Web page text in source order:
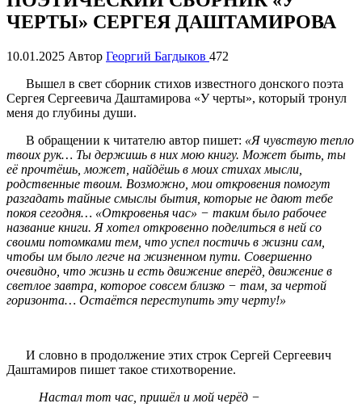
ЧЕРТЫ» СЕРГЕЯ ДАШТАМИРОВА
10.01.2025 Автор Георгий Багдыков 472
Вышел в свет сборник стихов известного донского поэта
Сергея Сергеевича Даштамирова «У черты», который тронул
меня до глубины души.
В обращении к читателю автор пишет: «Я чувствую тепло
твоих рук… Ты держишь в них мою книгу. Может быть, ты
её прочтёшь, может, найдёшь в моих стихах мысли,
родственные твоим. Возможно, мои откровения помогут
разгадать тайные смыслы бытия, которые не дают тебе
покоя сегодня… «Откровенья час» − таким было рабочее
название книги. Я хотел откровенно поделиться в ней со
своими потомками тем, что успел постичь в жизни сам,
чтобы им было легче на жизненном пути. Совершенно
очевидно, что жизнь и есть движение вперёд, движение в
светлое завтра, которое совсем близко − там, за чертой
горизонта… Остаётся переступить эту черту!»
И словно в продолжение этих строк Сергей Сергеевич
Даштамиров пишет такое стихотворение.
Настал тот час, пришёл и мой черёд −